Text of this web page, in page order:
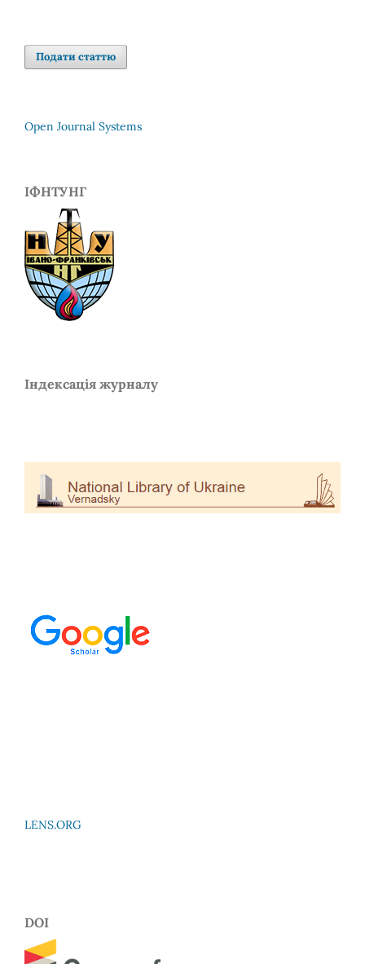
Подати статтю
Open Journal Systems
ІФНТУНГ
Індексація журналу
LENS.ORG
DOI